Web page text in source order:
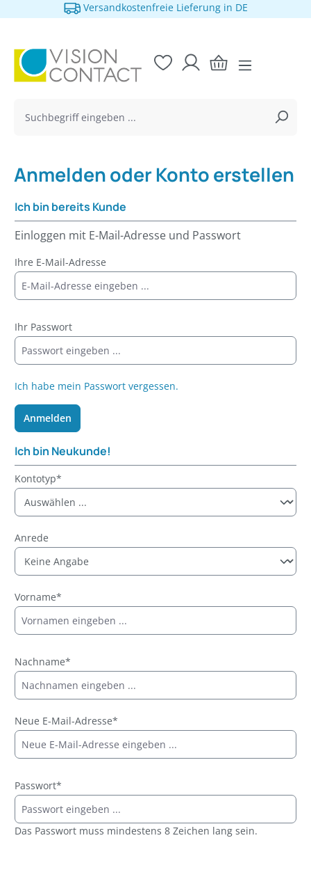
springen
Versandkostenfreie Lieferung in DE
Anmelden oder Konto erstellen
Ich bin bereits Kunde
Einloggen mit E-Mail-Adresse und Passwort
Ihre E-Mail-Adresse
Ihr Passwort
Ich habe mein Passwort vergessen.
Anmelden
Ich bin Neukunde!
Persönliche Informationen
Kontotyp*
Anrede
Vorname*
Nachname*
Neue E-Mail-Adresse*
Passwort*
Das Passwort muss mindestens 8 Zeichen lang sein.